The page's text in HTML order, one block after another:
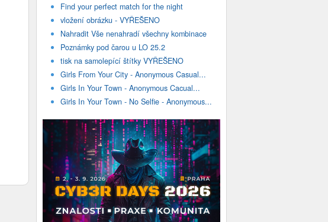
Find your perfect match for the night
vložení obrázku - VYŘEŠENO
Nahradit Vše nenahradí všechny kombinace
Poznámky pod čarou u LO 25.2
tisk na samolepící štítky VYŘEŠENO
Girls From Your City - Anonymous Casual...
Girls In Your Town - Anonymous Cacual...
Girls In Your Town - No Selfie - Anonymous...